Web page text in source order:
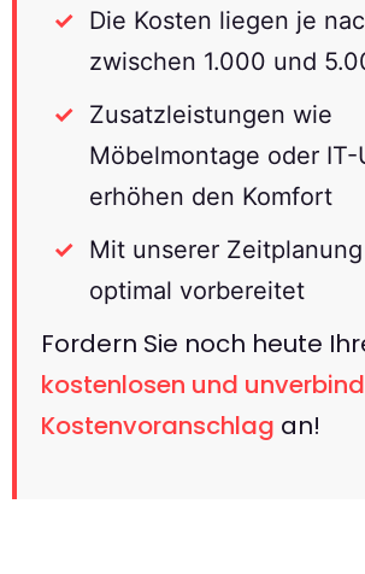
Die Kosten liegen je
zwischen 1.000 und
Zusatzleistungen wie
Möbelmontage oder IT-
erhöhen den Komfort
Mit unserer
optimal vorbereitet
Fordern Sie noch heute
kostenlosen und
Kostenvoranschlag an!